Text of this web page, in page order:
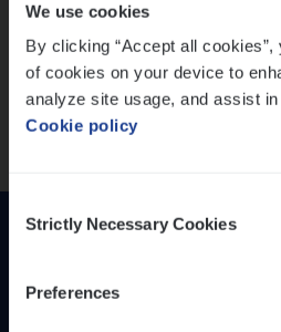
We use cookies
By clicking “Accept all
of cookies on your device to
analyze site usage, and assist
Cookie policy
Selection
Strictly Necessary Cookies
Preferences
IT, Change & Innovation
People Management
Sales Management
Loca­tie
Provincie Limburg
versterken
Mathias houdt van diepgaande
humor
Thalia zoekt graag oplossingen,
werk